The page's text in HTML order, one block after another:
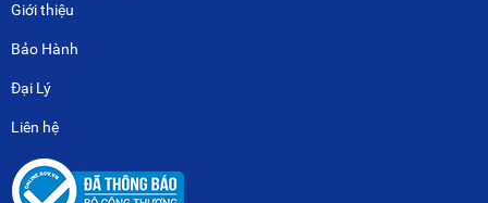
Giới thiệu
Bảo Hành
Đại Lý
Liên hệ